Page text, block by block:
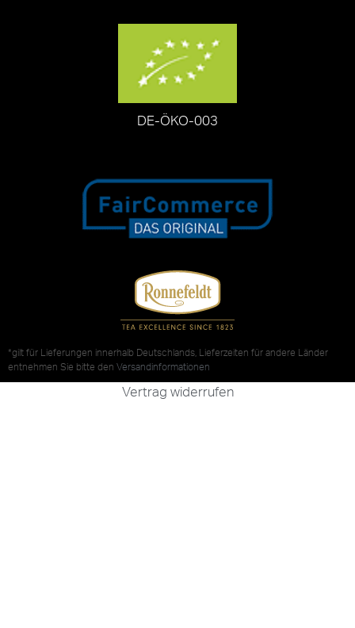
DE-ÖKO-003
*gilt für Lieferungen innerhalb Deutschlands, Lieferzeiten für andere Länder
entnehmen Sie bitte den Versandinformationen
Vertrag widerrufen